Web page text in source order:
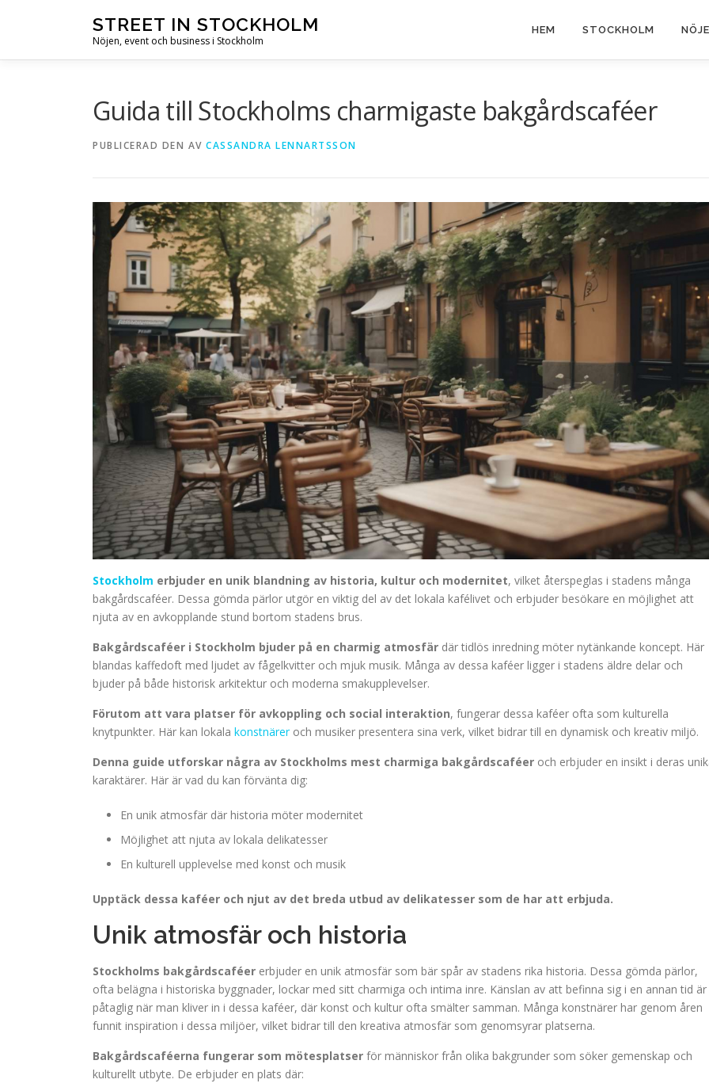
STREET IN STOCKHOLM
Nöjen, event och business i Stockholm
HEM STOCKHOLM
Guida till Stockholms charmigaste bakgårdscaféer
PUBLICERAD DEN AV CASSANDRA LENNARTSSON
Stockholm erbjuder en unik blandning av historia, kultur och modernitet, vilket återspeglas i stadens många
bakgårdscaféer. Dessa gömda pärlor utgör en viktig del av det lokala kafélivet och erbjuder besökare en möjlighet att
njuta av en avkopplande stund bortom stadens brus.
Bakgårdscaféer i Stockholm bjuder på en charmig atmosfär där tidlös inredning möter nytänkande koncept. Här
blandas kaffedoft med ljudet av fågelkvitter och mjuk musik. Många av dessa kaféer ligger i stadens äldre delar och
bjuder på både historisk arkitektur och moderna smakupplevelser.
Förutom att vara platser för avkoppling och social interaktion, fungerar dessa kaféer ofta som kulturella
knytpunkter. Här kan lokala konstnäreroch musiker presentera sina verk, vilket bidrar till en dynamisk och kreativ miljö.
Denna guide utforskar några av Stockholms mest charmiga bakgårdscaféer och erbjuder en insikt i deras
karaktärer. Här är vad du kan förvänta dig:
En unik atmosfär där historia möter modernitet
Möjlighet att njuta av lokala delikatesser
En kulturell upplevelse med konst och musik
Upptäck dessa kaféer och njut av det breda utbud av delikatesser som de har att erbjuda.
Unik atmosfär och historia
Stockholms bakgårdscaféer erbjuder en unik atmosfär som bär spår av stadens rika historia. Dessa gömda pärlor,
ofta belägna i historiska byggnader, lockar med sitt charmiga och intima inre. Känslan av att befinna sig i en annan tid är
påtaglig när man kliver in i dessa kaféer, där konst och kultur ofta smälter samman. Många konstnärer har genom åren
funnit inspiration i dessa miljöer, vilket bidrar till den kreativa atmosfär som genomsyrar platserna.
Bakgårdscaféerna fungerar som mötesplatser för människor från olika bakgrunder som söker gemenskap och
kulturellt utbyte. De erbjuder en plats där: